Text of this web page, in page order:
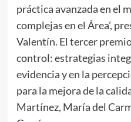
práctica avanzada en el
complejas en el Área’,
Valentín. El tercer
control: estrategias
evidencia y en la
para la mejora de la
Martínez, María del